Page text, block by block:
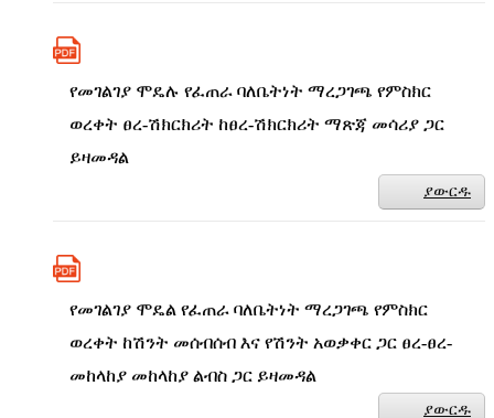
የመገልገያ ሞዴሉ የፈጠራ ባለቤትነት ማረጋገጫ የምስክር
ወረቀት ፀረ-ሽክርክሪት ከፀረ-ሽክርክሪት ማጽጃ መሳሪያ ጋር
ይዛመዳል
ያውርዱ
የመገልገያ ሞዴል የፈጠራ ባለቤትነት ማረጋገጫ የምስክር
ወረቀት ከሽንት መሰብሰብ እና የሽንት አወቃቀር ጋር ፀረ-ፀረ-
መከላከያ መከላከያ ልብስ ጋር ይዛመዳል
ያውርዱ